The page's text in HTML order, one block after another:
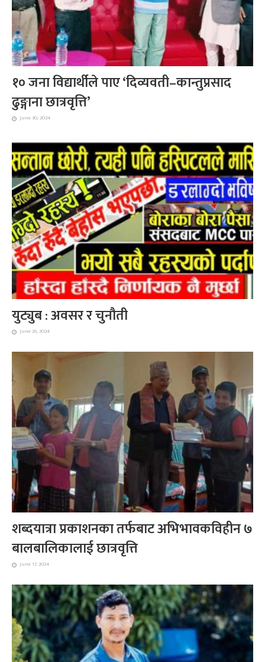
१० जना विद्यार्थीले पाए ‘दिव्यवती–कान्तुप्रसाद
ढुङ्गाना छात्रवृत्ति’
June 30, 2024
युट्युब : अवसर र चुनौती
June 26, 2024
शब्दयात्रा प्रकाशनका तर्फबाट अभिभावकविहीन ७
बालबालिकालाई छात्रवृत्ति
June 17, 2024